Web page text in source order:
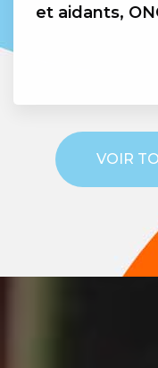
et aidants,
VOIR